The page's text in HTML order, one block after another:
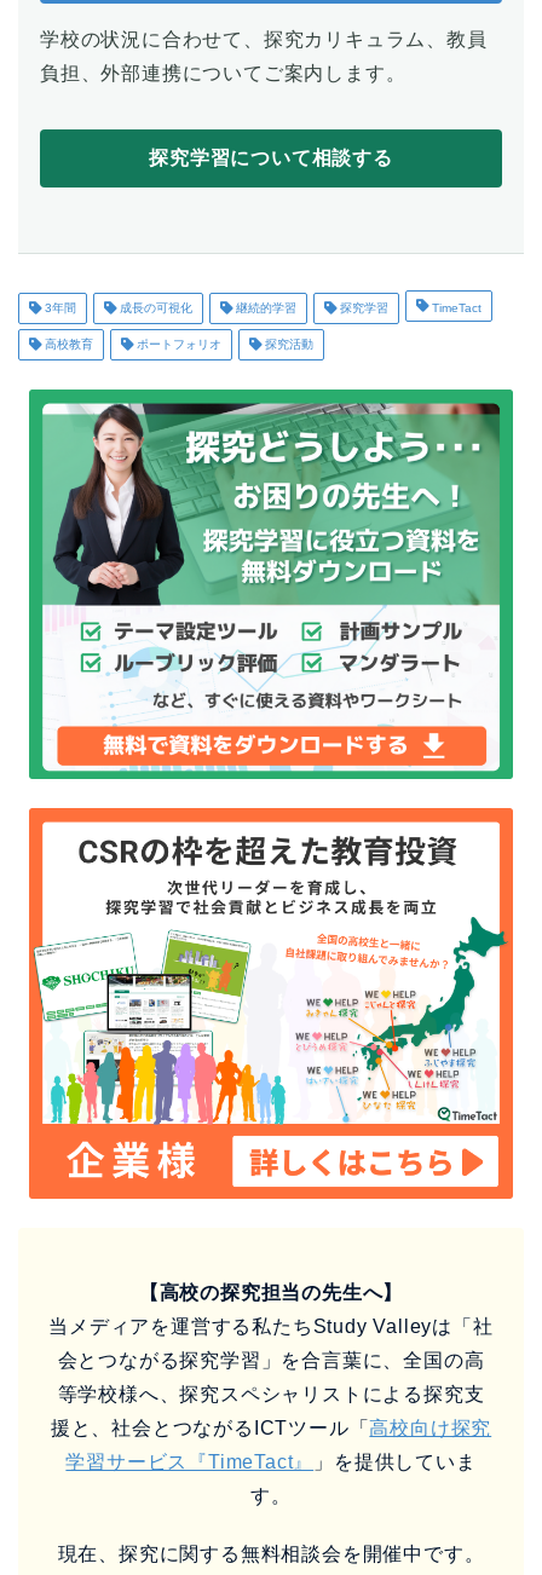
学校の状況に合わせて、探究カリキュラム、教員
負担、外部連携についてご案内します。
探究学習について相談する
3年間 成長の可視化 継続的学習 探究学習 TimeTact
高校教育 ポートフォリオ 探究活動
【高校の探究担当の先生へ】
当メディアを運営する私たちStudy Valleyは「社
会とつながる探究学習」を合言葉に、全国の高
等学校様へ、探究スペシャリストによる探究支
援と、社会とつながるICTツール「高校向け探究
学習サービス『TimeTact』
」を提供していま
す。
現在、探究に関する無料相談会を開催中です。